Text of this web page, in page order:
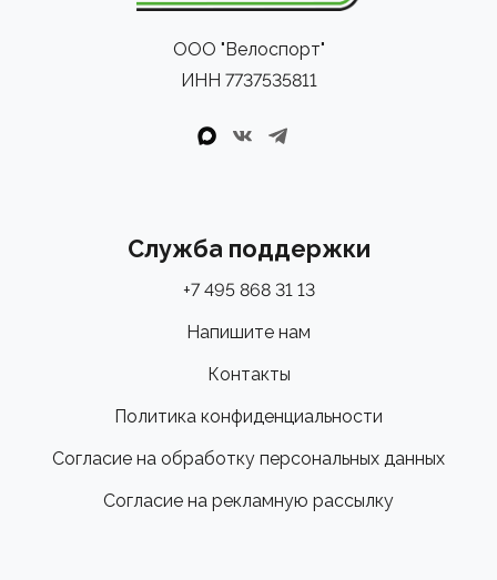
ООО "Велоспорт"
ИНН 7737535811
Служба поддержки
+7 495 868 31 13
Напишите нам
Контакты
Политика конфиденциальности
Согласие на обработку персональных данных
Согласие на рекламную рассылку